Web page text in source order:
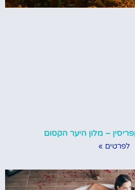
– מלון היער הקסום
לפרטים »